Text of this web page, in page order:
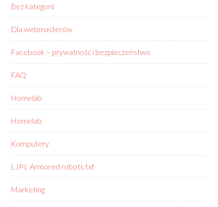
Bez kategorii
Dla webmasterów
Facebook – prywatność i bezpieczeństwo
FAQ
Homelab
Homelab
Komputery
LJPL Armored robots.txt
Marketing